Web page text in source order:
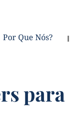
Por Que Nós?